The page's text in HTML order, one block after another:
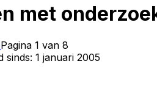
met
Pagina 1 van 8
sinds: 1 januari 2005